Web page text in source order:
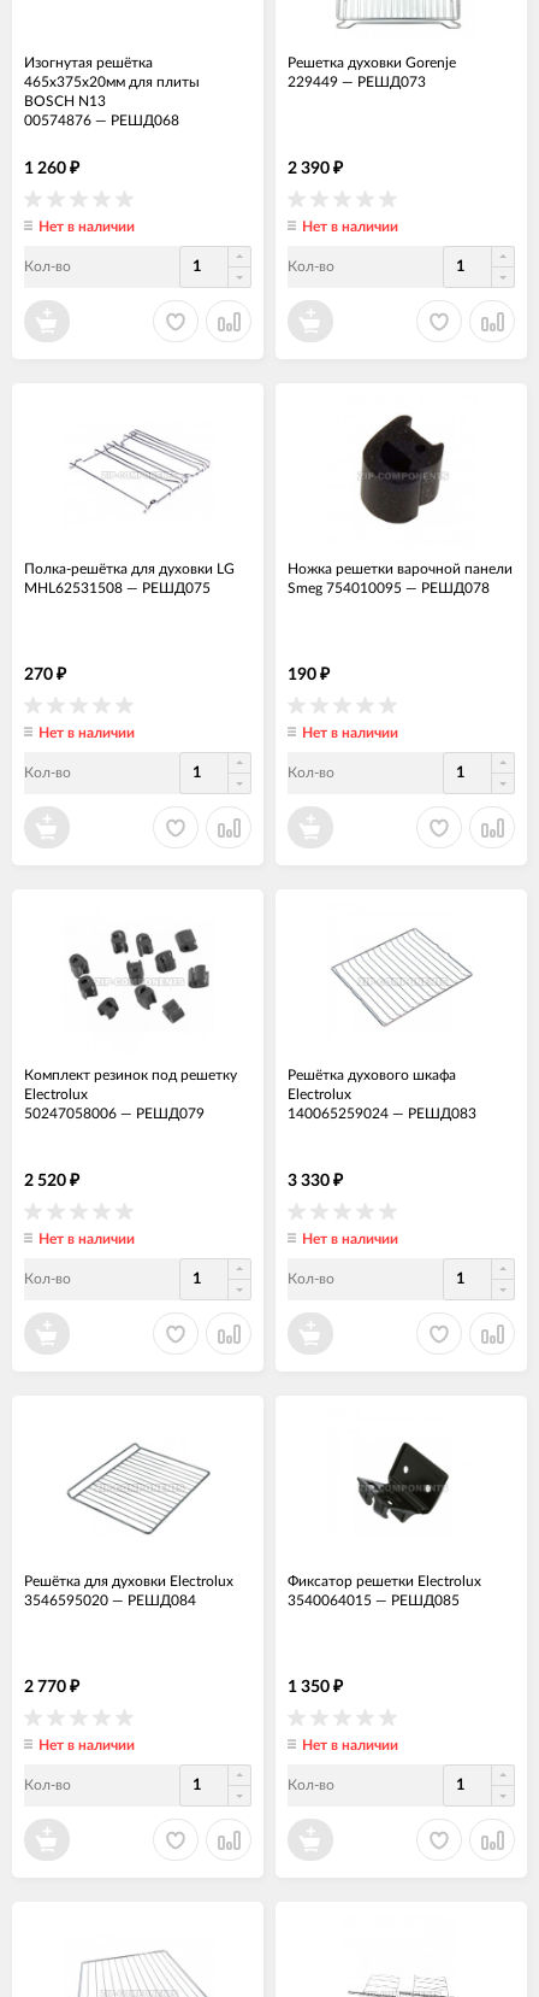
Изогнутая решётка
465x375x20мм для плиты
BOSCH N13
00574876 — РЕШД068
1 260 ₽
Нет в наличии
Кол-во
Решетка духовки Gorenje
229449 — РЕШД073
2 390 ₽
Нет в наличии
Кол-во
Полка-решётка для духовки LG
MHL62531508 — РЕШД075
270 ₽
Нет в наличии
Кол-во
Ножка решетки варочной панели
Smeg 754010095 — РЕШД078
190 ₽
Нет в наличии
Кол-во
Комплект резинок под решетку
Electrolux
50247058006 — РЕШД079
2 520 ₽
Нет в наличии
Кол-во
Решётка духового шкафа
Electrolux
140065259024 — РЕШД083
3 330 ₽
Нет в наличии
Кол-во
Решётка для духовки Electrolux
3546595020 — РЕШД084
2 770 ₽
Нет в наличии
Кол-во
Фиксатор решетки Electrolux
3540064015 — РЕШД085
1 350 ₽
Нет в наличии
Кол-во